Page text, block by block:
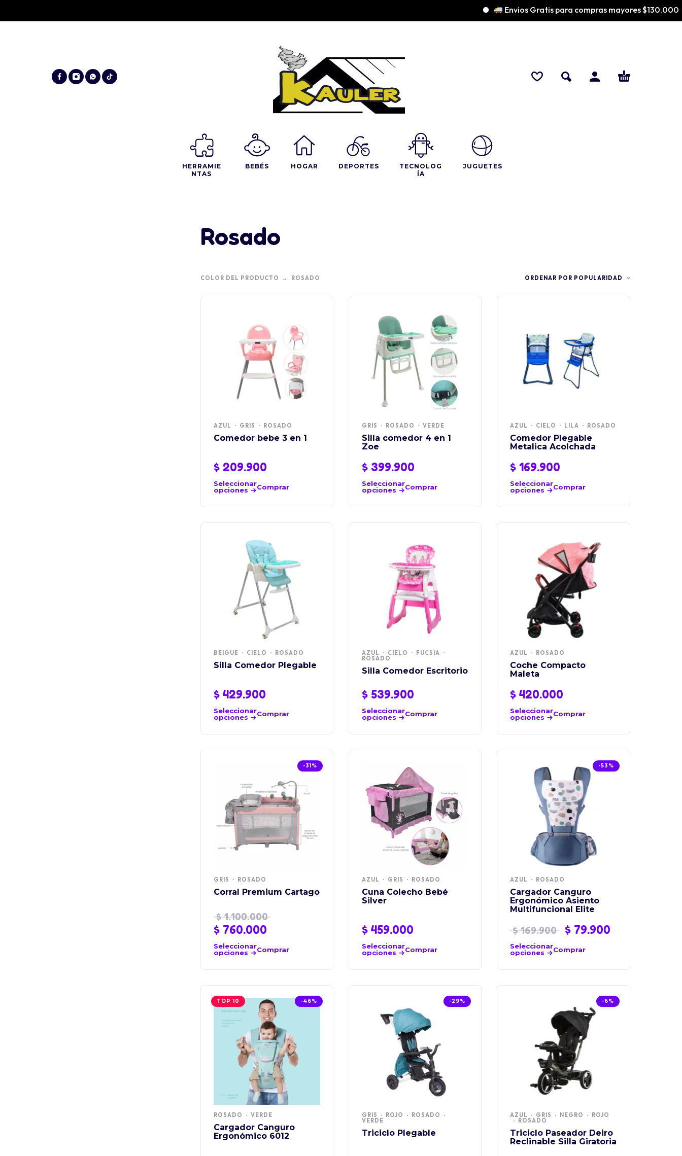
Envios Gratis para compras mayores $130.000
HERRAMIE
NTAS
BEBÉS HOGAR DEPORTES
TECNOLOG
ÍA
JUGUETES
Rosado
COLOR DEL PRODUCTO ROSADO ORDENAR POR POPULARIDAD
AZUL GRIS ROSADO
Comedor bebe 3 en 1
$209.900
Seleccionar
opciones
Comprar
GRIS ROSADO VERDE
Silla comedor 4 en 1
Zoe
$399.900
Seleccionar
opciones
Comprar
AZUL CIELO LILA ROSADO
Comedor Plegable
Metalica Acolchada
$ 169.900
Seleccionar
opciones
Comprar
BEIGUE CIELO ROSADO
Silla Comedor Plegable
$429.900
Seleccionar
opciones
Comprar
AZUL CIELO FUCSIA
ROSADO
Silla Comedor Escritorio
$539.900
Seleccionar
opciones
Comprar
AZUL ROSADO
Coche Compacto
Maleta
$ 420.000
Seleccionar
opciones
Comprar
-31%
GRIS ROSADO
Corral Premium Cartago
$1.100.000
$760.000
Seleccionar
opciones
Comprar
AZUL GRIS ROSADO
Cuna Colecho Bebé
Silver
$459.000
Seleccionar
opciones
Comprar
-53%
AZUL ROSADO
Cargador Canguro
Ergonómico Asiento
Multifuncional Elite
$169.900 $ 79.900
Seleccionar
opciones
Comprar
-46%
TOP 10
ROSADO VERDE
Cargador Canguro
Ergonómico 6012
-29%
GRIS ROJO ROSADO
VERDE
Triciclo Plegable
-6%
AZUL GRIS NEGRO ROJO
ROSADO
Triciclo Paseador Deiro
Reclinable Silla Giratoria